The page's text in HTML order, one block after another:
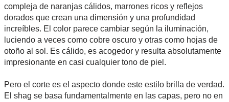
compleja de naranjas cálidos, marrones ricos y reflejos
dorados que crean una dimensión y una profundidad
increíbles. El color parece cambiar según la iluminación,
luciendo a veces como cobre oscuro y otras como hojas de
otoño al sol. Es cálido, es acogedor y resulta absolutamente
impresionante en casi cualquier tono de piel.
Pero el corte es el aspecto donde este estilo brilla de verdad.
El shag se basa fundamentalmente en las capas, pero no en